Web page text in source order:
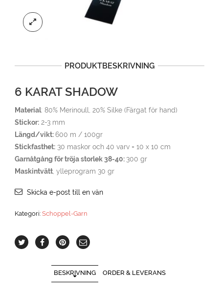
PRODUKTBESKRIVNING
6 KARAT SHADOW
Material: 80% Merinoull, 20% Silke (Färgat för hand)
Stickor: 2-3 mm
Längd/vikt:600 m / 100gr
Stickfasthet: 30 maskor och 40 varv = 10 x 10 cm
Garnåtgång för tröja storlek 38-40: 300 gr
Maskintvätt , ylleprogram 30 gr
Skicka e-post till en vän
Kategori: Schoppel-Garn
BESKRIVNING ORDER & LEVERANS